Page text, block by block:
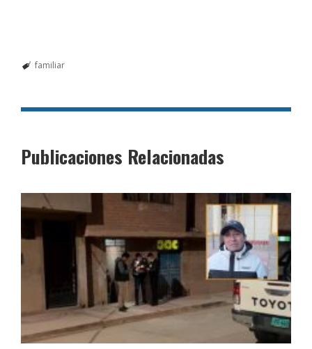
familiar
Publicaciones Relacionadas